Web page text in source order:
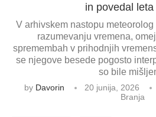
in povedal leta
V arhivskem nastopu
razumevanju vremena,
spremembah v prihodnjih
se njegove besede pogosto
so bile
by Davorin 20 junija, 2026
Branja